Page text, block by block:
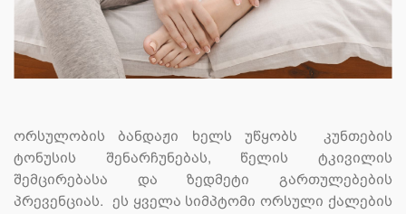
ორსულობის ბანდაჟი ხელს უწყობს კუნთების
ტონუსის შენარჩუნებას, წელის ტკივილის
შემცირებასა და ზედმეტი გართულებების
პრევენციას. ეს ყველა სიმპტომი ორსული ქალების